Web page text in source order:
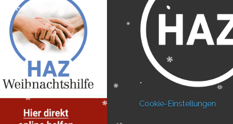
Cookie-Einstellungen